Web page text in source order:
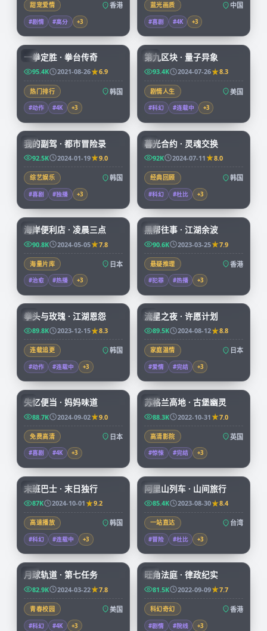
甜宠爱情 香港
#剧情 #高分 +3
蓝光画质 中国
#喜剧 #4K +3
KR
96:07
一拳定胜 · 拳台传奇
95.4K 2021-08-26 6.9
热门排行 韩国
#动作 #4K +3
CN
99:49
第九区块 · 量子异象
93.4K 2024-07-26 8.3
剧情人生 美国
#科幻 #连载中 +3
KR
56:16
我的副驾 · 都市冒险录
92.5K 2024-01-19 9.0
综艺娱乐 韩国
#喜剧 #独播 +3
KR
暮光合约 · 灵魂交换
92K 2024-07-11 8.0
经典回顾 韩国
#科幻 #杜比 +3
JP
52:28
海岸便利店 · 凌晨三点
90.8K 2024-05-05 7.8
海量片库 日本
#治愈 #热播 +3
HK
99:41
黑帮往事 · 江湖余波
90.6K 2023-03-25 7.9
悬疑推理 香港
#犯罪 #热播 +3
KR
拳头与玫瑰 · 江湖恩怨
89.8K 2023-12-15 8.3
连载追更 韩国
#动作 #连载中 +3
JP
流星之夜 · 许愿计划
89.5K 2024-08-12 8.8
家庭温情 日本
#爱情 #完结 +3
JP
59:19
失忆便当 · 妈妈味道
88.7K 2024-09-02 9.0
免费高清 日本
#喜剧 #4K +3
CN
99:39
苏格兰高地 · 古堡幽灵
88.3K 2022-10-31 7.0
高清影院 英国
#惊悚 #完结 +3
KR
末班巴士 · 末日独行
87K 2024-10-01 9.2
高速播放 韩国
#科幻 #连载中 +3
TW
阿里山列车 · 山间旅行
85.4K 2023-08-30 8.4
一站直达 台湾
#冒险 #杜比 +3
CN
99:57
月球轨道 · 第七任务
82.9K 2024-03-22 7.8
青春校园 美国
#科幻 #4K +3
HK
45:15
旺角法庭 · 律政纪实
81.5K 2022-09-09 7.7
科幻奇幻 香港
#剧情 #院线 +3